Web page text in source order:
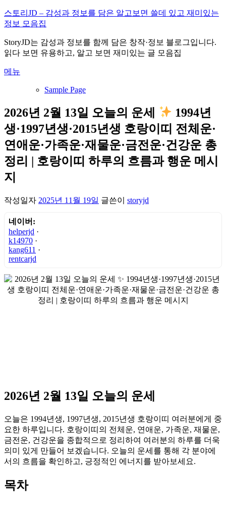
내
용
로
바
가
스토리JD – 감성과 정보를 담은 알고보면 쓸데 있고 재미있는
정보 모음집
StoryJD는 감성과 정보를 함께 담은 창작·정보 블로그입니다.
읽다 보면 유용하고, 알고 보면 재미있는 글 모음집
메뉴
Sample Page
2026년 2월 13일 오늘의 운세
1994년
생·1997년생·2015년생 호랑이띠 전체운·
연애운·가족운·재물운·금전운·건강운 총
정리 | 호랑이띠 하루의 흐름과 행운 메시
지
작성일자 2025년 11월 19일 글쓴이 storyjd
네이버:
helperjd ·
k14970 ·
kang611 ·
rentcarjd
2026년 2월 13일 오늘의 운세
오늘은 1994년생, 1997년생, 2015년생 호랑이띠 여러분에게 중
요한 하루입니다. 호랑이띠의 전체운, 연애운, 가족운, 재물운,
금전운, 건강운을 종합적으로 정리하여 여러분의 하루를 더욱
의미 있게 만들어 보겠습니다. 오늘의 운세를 통해 각 분야에
서의 흐름을 확인하고, 긍정적인 에너지를 받아보세요.
목차